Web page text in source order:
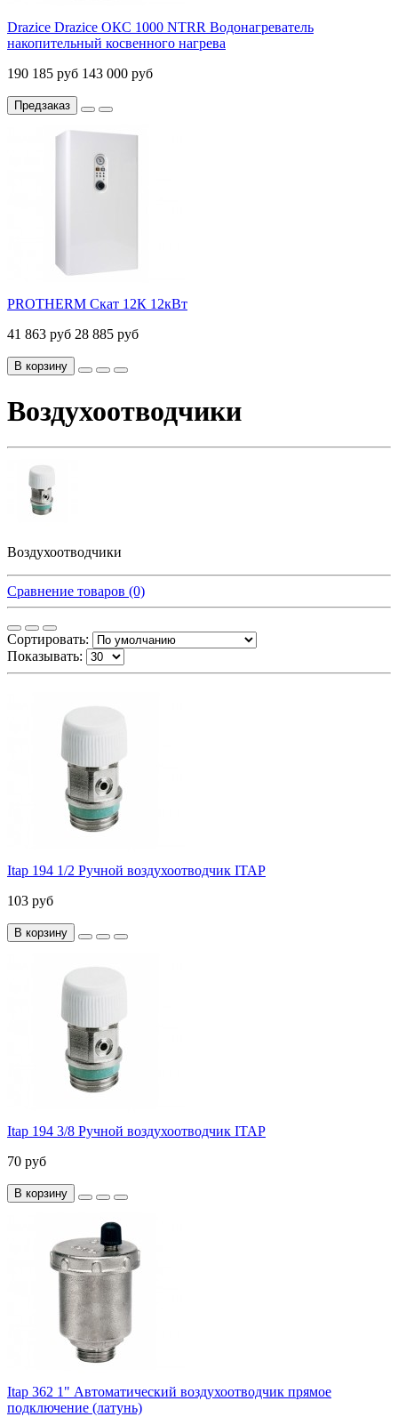
Drazice Drazice ОКС 1000 NTRR Водонагреватель
накопительный косвенного нагрева
190 185 руб 143 000 руб
Предзаказ
PROTHERM Скат 12К 12кВт
41 863 руб 28 885 руб
В корзину
Воздухоотводчики
Воздухоотводчики
Сравнение товаров (0)
Сортировать:
Показывать:
Itap 194 1/2 Ручной воздухоотводчик ITAP
103 руб
В корзину
Itap 194 3/8 Ручной воздухоотводчик ITAP
70 руб
В корзину
Itap 362 1" Автоматический воздухоотводчик прямое
подключение (латунь)